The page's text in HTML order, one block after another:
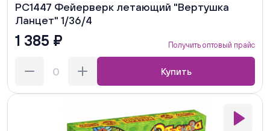
РС1447 Фейерверк летающий "Вертушка
Ланцет" 1/36/4
1 385 ₽ Получить оптовый прайс
Купить